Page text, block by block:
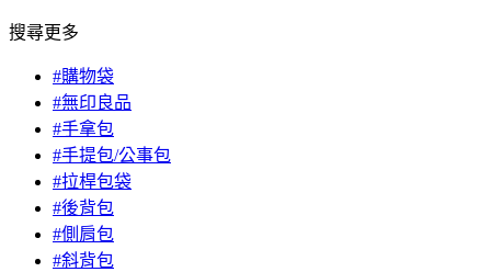
搜尋更多
#購物袋
#無印良品
#手拿包
#手提包/公事包
#拉桿包袋
#後背包
#側肩包
#斜背包